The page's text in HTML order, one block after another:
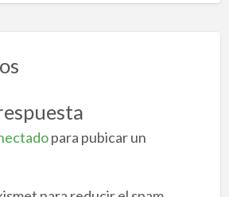
para pubicar un